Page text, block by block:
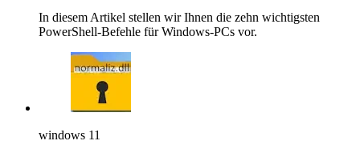
In diesem Artikel stellen wir Ihnen die zehn wichtigsten
PowerShell-Befehle für Windows-PCs vor.
windows 11